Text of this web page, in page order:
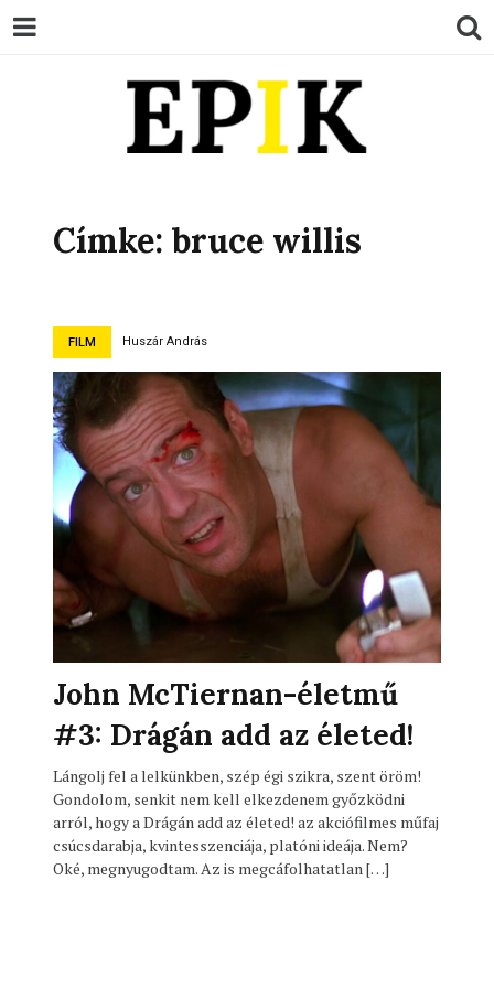
EPIK
Címke: bruce willis
FILM Huszár András
John McTiernan-életmű
#3: Drágán add az életed!
Lángolj fel a lelkünkben, szép égi szikra, szent öröm!
Gondolom, senkit nem kell elkezdenem győzködni
arról, hogy a Drágán add az életed! az akciófilmes műfaj
csúcsdarabja, kvintesszenciája, platóni ideája. Nem?
Oké, megnyugodtam. Az is megcáfolhatatlan […]